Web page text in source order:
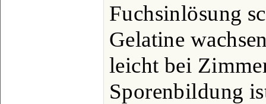
Fuchsinlösung
Gelatine
leicht bei
Sporenbildung